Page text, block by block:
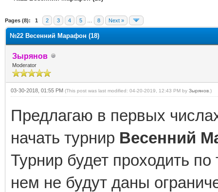
Pages (8): 1 2 3 4 5 8 Next »
№22 Весенний Марафон (18)
Зырянов
Moderator
03-30-2018, 01:55 PM (This post was last modified: 04-20-2019, 12:43 PM by Зырянов .)
Предлагаю в первых
начать турнир Весенний
Турнир будет проходить
нем не будут даны